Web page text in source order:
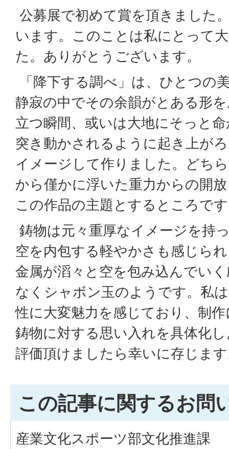
公募展で初めて賞を頂きました
います。このことは私にとって
た。ありがとうございます。
「降下する調べ」は、ひとつの
静寂の中でその余韻がとある形
立つ瞬間、或いは大地にそっと
突き動かされるように起き上が
イメージして作りました。どち
から僅かに浮いた重力からの開
この作品の主題とするところで
鋳物は元々重厚なイメージを持
空を内包する軽やかさも感じら
金属が滔々と空を包み込んでい
なくシャボン玉のようです。私
性に大変魅力を感じており、制
鋳物に対する思い入れを具体化
評価頂けましたら幸いに存じま
この記事に関するお問
産業文化スポーツ部文化推進課